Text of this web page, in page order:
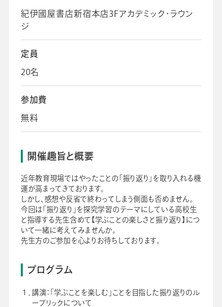
採用情報
ビジネスツール事業 企業情報
紀伊國屋書店新宿本店3Fアカデミック･ラウン
ジ
定員
20名
参加費
無料
開催趣旨と概要
近年教育現場ではやったことの「振り返り」を取り入れる機
運が高まってきております。
しかし、感想や反省で終わってしまう側面も否めません。
今回は「振り返り」を探究学習のテーマにしている高校生
と指導する先生含めて【学ぶことの楽しさと振り返り】につ
いて一緒に考えてみませんか。
先生方のご参加を心よりお待ちしております。
プログラム
１．講演：「学ぶことを楽しむ」ことを目指した振り返りのル
ーブリックについて